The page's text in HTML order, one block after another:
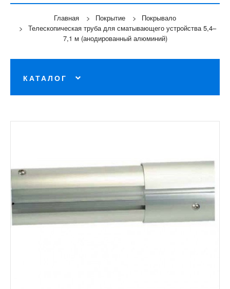
Главная Покрытие
Покрывало
Телескопическая труба для сматывающего устройства 5,4–
7,1 м (анодированный алюминий)
КАТАЛОГ